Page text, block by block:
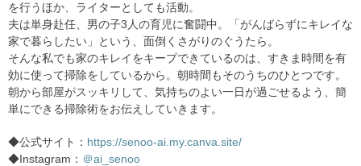
を行うほか、ライターとしても活動。
夫は単身赴任、男の子3人の育児に奮闘中。「がんばらずにキレイな
家で暮らしたい」という、面倒くさがりのぐうたら。
そんな私でも家のキレイをキープできているのは、すきま時間を有
効に使って掃除をしているから。朝時間もそのうちのひとつです。
朝から部屋がスッキリして、気持ちのよい一日が過ごせるよう、簡
単にできる掃除術をお伝えしていきます。
◆公式サイト： https://senoo-ai.my.canva.site/
◆Instagram： ＠ai_senoo